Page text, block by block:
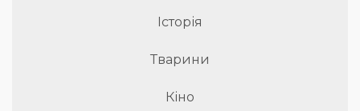
Історія
Тварини
Кіно